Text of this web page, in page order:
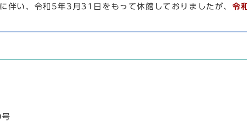
伴い、令和5年3月31日をもって休館しておりましたが、 令